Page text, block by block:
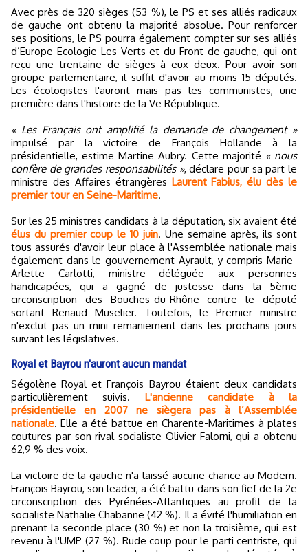
Avec près de 320 sièges (53 %), le PS et ses alliés radicaux
de gauche ont obtenu la majorité absolue. Pour renforcer
ses positions, le PS pourra également compter sur ses alliés
d’Europe Ecologie-Les Verts et du Front de gauche, qui ont
reçu une trentaine de sièges à eux deux. Pour avoir son
groupe parlementaire, il suffit d'avoir au moins 15 députés.
Les écologistes l'auront mais pas les communistes, une
première dans l'histoire de la Ve République.
« Les Français ont amplifié la demande de changement »
impulsé par la victoire de François Hollande à la
présidentielle, estime Martine Aubry. Cette majorité « nous
confère de grandes responsabilités », déclare pour sa part le
ministre des Affaires étrangères Laurent Fabius, élu dès le
premier tour en Seine-Maritime.
Sur les 25 ministres candidats à la députation, six avaient été
élus du premier coup le 10 juin. Une semaine après, ils sont
tous assurés d'avoir leur place à l'Assemblée nationale mais
également dans le gouvernement Ayrault, y compris Marie-
Arlette Carlotti, ministre déléguée aux personnes
handicapées, qui a gagné de justesse dans la 5ème
circonscription des Bouches-du-Rhône contre le député
sortant Renaud Muselier. Toutefois, le Premier ministre
n'exclut pas un mini remaniement dans les prochains jours
suivant les législatives.
Royal et Bayrou n'auront aucun mandat
Ségolène Royal et François Bayrou étaient deux candidats
particulièrement suivis. L'ancienne candidate à la
présidentielle en 2007 ne siègera pas à l’Assemblée
nationale. Elle a été battue en Charente-Maritimes à plates
coutures par son rival socialiste Olivier Falorni, qui a obtenu
62,9 % des voix.
La victoire de la gauche n'a laissé aucune chance au Modem.
François Bayrou, son leader, a été battu dans son fief de la 2e
circonscription des Pyrénées-Atlantiques au profit de la
socialiste Nathalie Chabanne (42 %). Il a évité l'humiliation en
prenant la seconde place (30 %) et non la troisième, qui est
revenu à l'UMP (27 %). Rude coup pour le parti centriste, qui